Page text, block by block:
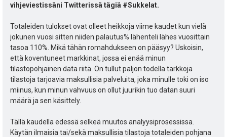
vihjeviestissäni Twitterissä tägiä #Sukkelat.
Totaleiden tulokset ovat olleet heikkoja viime kaudet kun vielä
jokunen vuosi sitten niiden palautus% lähenteli lähes vuosittain
tasoa 110%. Mikä tähän romahdukseen on pääsyy? Uskoisin,
että koventuneet markkinat, jossa ei enää minun
tilastopohjainen data riitä. On tullut paljon todella tarkkoja
tilastoja tarjoavia maksullisia palveluita, joka minulle toki on iso
miinus, kun minun vahvuus on ollut juurikin tuo datan suuri
määrä ja sen käsittely.
Tällä kaudella edessä selkeä muutos analyysiprosessissa.
Käytän ilmaisia tai/sekä maksullisia tilastoja totaleiden pohjana